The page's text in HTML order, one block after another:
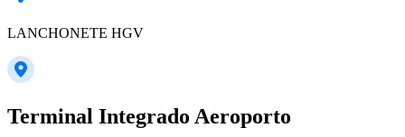
LANCHONETE HGV
Terminal Integrado Aeroporto